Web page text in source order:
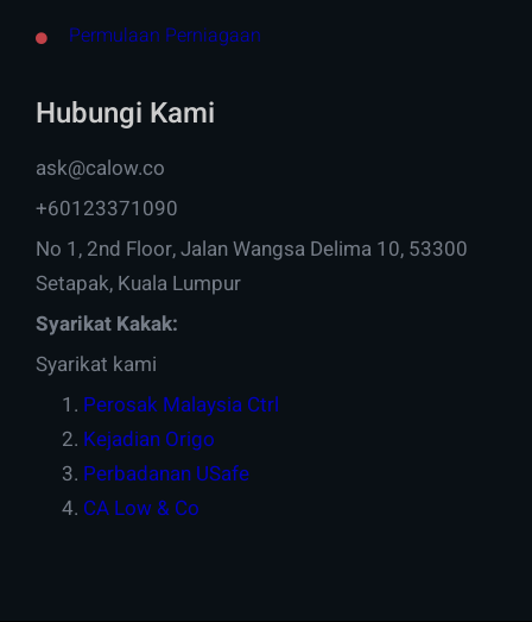
Permulaan Perniagaan
Hubungi Kami
ask@calow.co
+60123371090
No 1, 2nd Floor, Jalan Wangsa Delima 10, 53300
Setapak, Kuala Lumpur
Syarikat Kakak:
Syarikat kami
Perosak Malaysia Ctrl
Kejadian Origo
Perbadanan USafe
CA Low & Co